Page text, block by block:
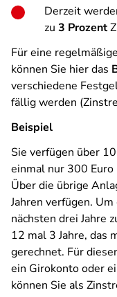
Derzeit
zu 3 Prozent
Für eine
können Sie hier das
verschiedene
fällig werden
Beispiel
Sie verfügen über
einmal nur 300 Euro
Über die übrige
Jahren verfügen.
nächsten drei Jahre
12 mal 3 Jahre, das
gerechnet. Für
ein Girokonto oder
können Sie als